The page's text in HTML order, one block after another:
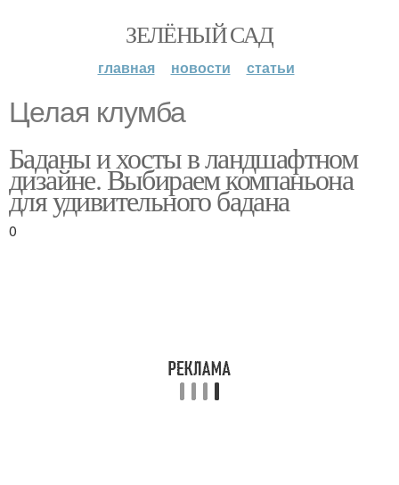
ЗЕЛЁНЫЙ САД
главная новости статьи
Целая клумба
Баданы и хосты в ландшафтном
дизайне. Выбираем компаньона
для удивительного бадана
0